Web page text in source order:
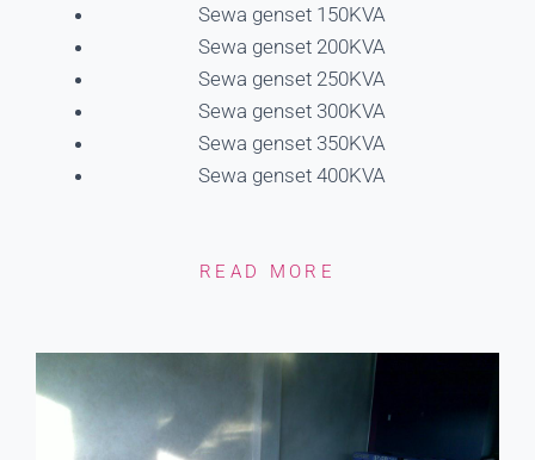
Sewa genset 150KVA
Sewa genset 200KVA
Sewa genset 250KVA
Sewa genset 300KVA
Sewa genset 350KVA
Sewa genset 400KVA
READ MORE